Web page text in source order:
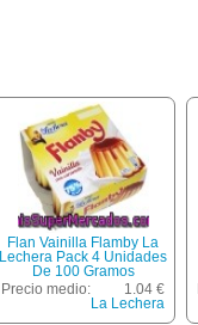
Flan Vainilla Flamby La
Lechera Pack 4 Unidades
De 100 Gramos
Precio medio:
1.04 €
La Lechera